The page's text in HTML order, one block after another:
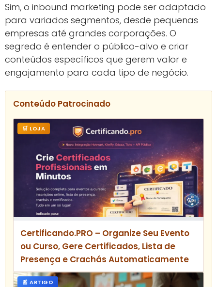
Sim, o inbound marketing pode ser adaptado
para variados segmentos, desde pequenas
empresas até grandes corporações. O
segredo é entender o público-alvo e criar
conteúdos específicos que gerem valor e
engajamento para cada tipo de negócio.
Conteúdo Patrocinado
🛒 LOJA
Certificando.PRO – Organize Seu Evento
ou Curso, Gere Certificados, Lista de
Presença e Crachás Automaticamente
📰 ARTIGO